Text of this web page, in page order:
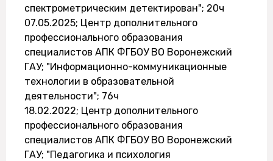
спектрометрическим детектирован"; 20ч
07.05.2025; Центр дополнительного
профессионального образования
специалистов АПК ФГБОУ ВО Воронежский
ГАУ; "Информационно-коммуникационные
технологии в образовательной
деятельности"; 76ч
18.02.2022; Центр дополнительного
профессионального образования
специалистов АПК ФГБОУ ВО Воронежский
ГАУ; "Педагогика и психология